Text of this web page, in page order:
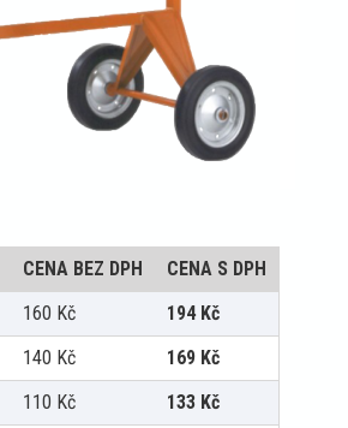
CENA BEZ DPH
CENA S DPH
160 Kč 194 Kč
140 Kč 169 Kč
110 Kč 133 Kč